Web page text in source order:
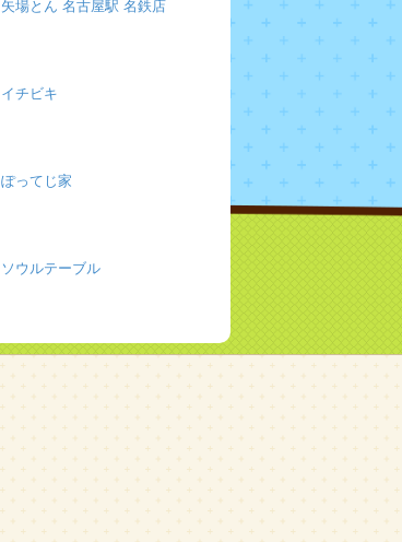
矢場とん 名古屋駅 名鉄店
イチビキ
ぽってじ家
ソウルテーブル